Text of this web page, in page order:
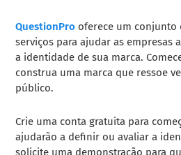
QuestionPro oferece um conjunto
serviços para ajudar as empresas
a identidade de sua marca.
construa uma marca que ressoe
público.
Crie uma conta gratuita para
ajudarão a definir ou avaliar a
solicite uma demonstração para